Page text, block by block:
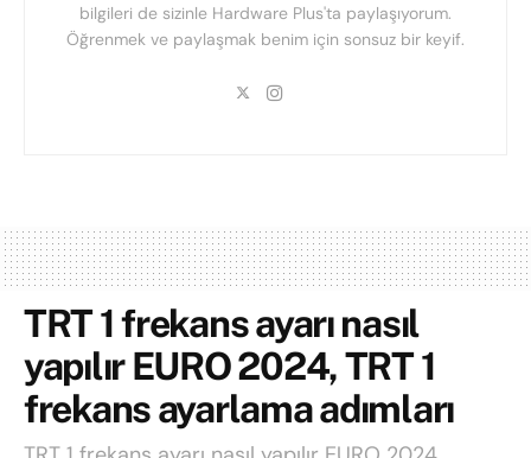
bilgileri de sizinle Hardware Plus'ta paylaşıyorum.
Öğrenmek ve paylaşmak benim için sonsuz bir keyif.
TRT 1 frekans ayarı nasıl
yapılır EURO 2024, TRT 1
frekans ayarlama adımları